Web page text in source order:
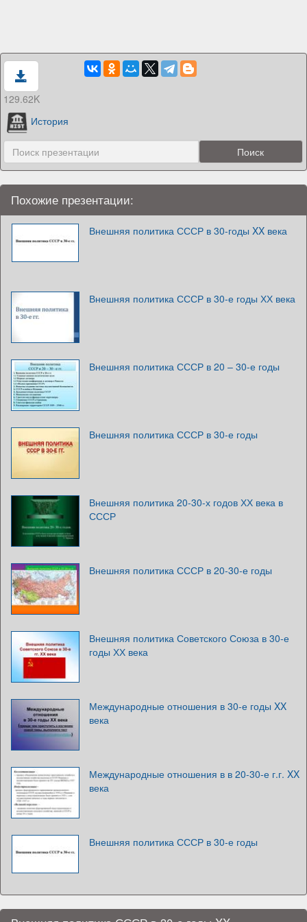
129.62K
История
Похожие презентации:
Внешняя политика СССР в 30-годы XX века
Внешняя политика СССР в 30-е годы ХХ века
Внешняя политика СССР в 20 – 30-е годы
Внешняя политика СССР в 30-е годы
Внешняя политика 20-30-х годов ХХ века в
СССР
Внешняя политика СССР в 20-30-е годы
Внешняя политика Советского Союза в 30-е
годы ХХ века
Международные отношения в 30-е годы XX
века
Международные отношения в в 20-30-е г.г. XX
века
Внешняя политика СССР в 30-е годы